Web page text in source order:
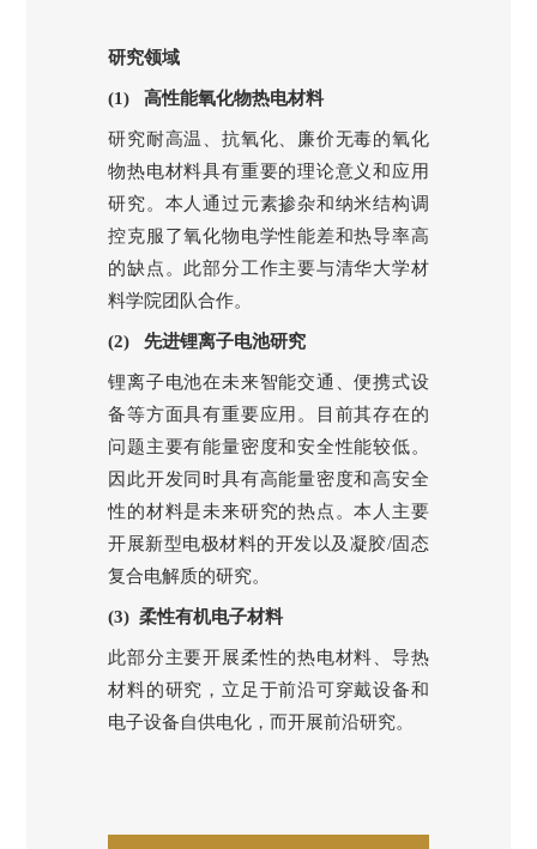
研究领域
(1)高性能氧化物热电材料
研究耐高温、抗氧化、廉价无毒的氧化
物热电材料具有重要的理论意义和应用
研究。本人通过元素掺杂和纳米结构调
控克服了氧化物电学性能差和热导率高
的缺点。此部分工作主要与清华大学材
料学院团队合作。
(2)先进锂离子电池研究
锂离子电池在未来智能交通、便携式设
备等方面具有重要应用。目前其存在的
问题主要有能量密度和安全性能较低。
因此开发同时具有高能量密度和高安全
性的材料是未来研究的热点。本人主要
开展新型电极材料的开发以及凝胶/固态
复合电解质的研究。
(3)柔性有机电子材料
此部分主要开展柔性的热电材料、导热
材料的研究，立足于前沿可穿戴设备和
电子设备自供电化，而开展前沿研究。